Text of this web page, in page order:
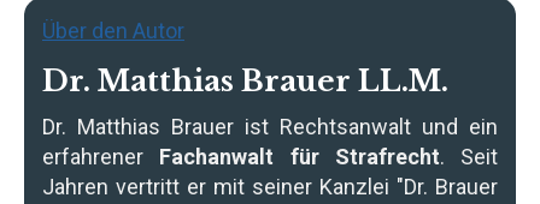
Über den Autor
Dr. Matthias Brauer LL.M.
Dr. Matthias Brauer ist Rechtsanwalt und ein
erfahrener Fachanwalt für Strafrecht. Seit
Jahren vertritt er mit seiner Kanzlei "Dr. Brauer